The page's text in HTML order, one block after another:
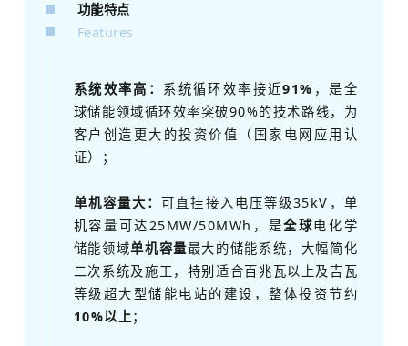
功能特点
Features
系统效率高： 系统循环效率接近91% ，是全
球储能领域循环效率突破90%的技术路线，为
客户创造更大的投资价值（国家电网应用认
证）；
单机容量大：可直挂接入电压等级35kV，单
机容量可达25MW/50MWh，是全球电化学
储能领域单机容量最大的储能系统，大幅简化
二次系统及施工，特别适合百兆瓦以上及吉瓦
等级超大型储能电站的建设，整体投资节约
10%以上；